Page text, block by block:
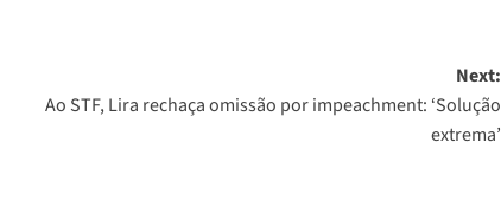
Next:
Ao STF, Lira rechaça omissão por impeachment: ‘Solução
extrema’